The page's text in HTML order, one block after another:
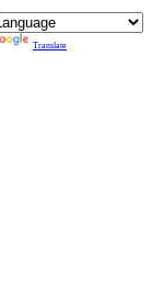
Translate